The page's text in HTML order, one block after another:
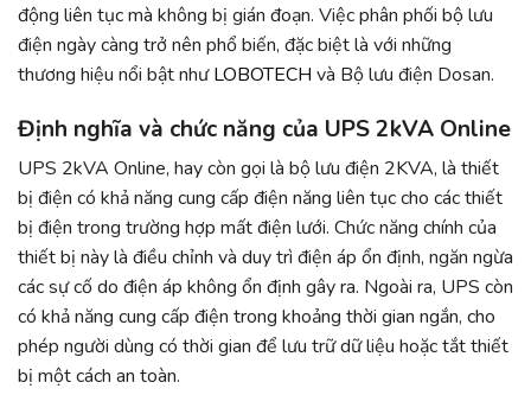
động liên tục mà không bị gián đoạn. Việc phân phối bộ lưu
điện ngày càng trở nên phổ biến, đặc biệt là với những
thương hiệu nổi bật nhưLOBOTECH và Bộ lưu điện Dosan.
Định nghĩa và chức năng của UPS 2kVA Online
UPS 2kVA Online, hay còn gọi là bộ lưu điện 2KVA, là thiết
bị điện có khả năng cung cấp điện năng liên tục cho các thiết
bị điện trong trường hợp mất điện lưới. Chức năng chính của
thiết bị này là điều chỉnh và duy trì điện áp ổn định, ngăn ngừa
các sự cố do điện áp không ổn định gây ra. Ngoài ra, UPS còn
có khả năng cung cấp điện trong khoảng thời gian ngắn, cho
phép người dùng có thời gian để lưu trữ dữ liệu hoặc tắt thiết
bị một cách an toàn.